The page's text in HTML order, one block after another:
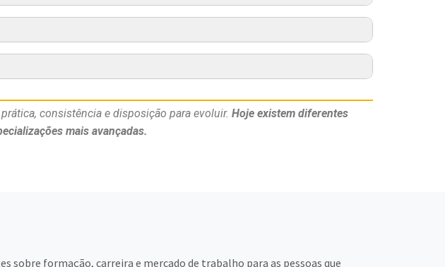
consistência e disposição para evoluir.Hoje existem diferentes
mais avançadas.
formação, carreira e mercado de trabalho para as pessoas que